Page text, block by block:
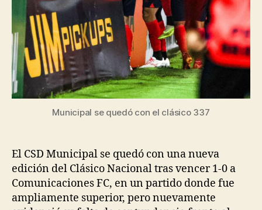
Municipal se quedó con el clásico 337
El CSD Municipal se quedó con una nueva
edición del Clásico Nacional tras vencer 1-0 a
Comunicaciones FC, en un partido donde fue
ampliamente superior, pero nuevamente